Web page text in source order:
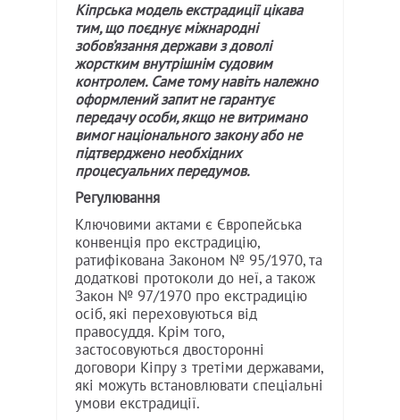
Кіпрська модель екстрадиції цікава
тим, що поєднує міжнародні
зобов’язання держави з доволі
жорстким внутрішнім судовим
контролем. Саме тому навіть належно
оформлений запит не гарантує
передачу особи, якщо не витримано
вимог національного закону або не
підтверджено необхідних
процесуальних передумов.
Регулювання
Ключовими актами є Європейська
конвенція про екстрадицію,
ратифікована Законом № 95/1970, та
додаткові протоколи до неї, а також
Закон № 97/1970 про екстрадицію
осіб, які переховуються від
правосуддя. Крім того,
застосовуються двосторонні
договори Кіпру з третіми державами,
які можуть встановлювати спеціальні
умови екстрадиції.